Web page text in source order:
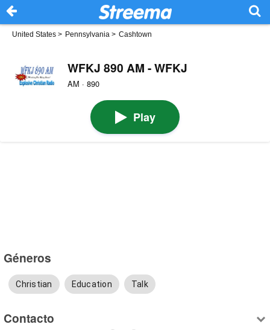
United States > Pennsylvania > Cashtown
WFKJ 890 AM - WFKJ
AM · 890
Play
Géneros
Christian Education Talk
Contacto